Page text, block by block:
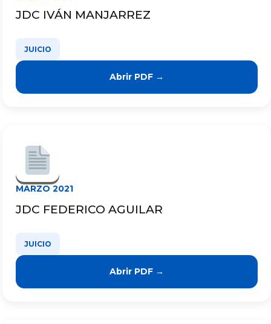
JDC IVÁN MANJARREZ
JUICIO
Abrir PDF →
MARZO 2021
JDC FEDERICO AGUILAR
JUICIO
Abrir PDF →